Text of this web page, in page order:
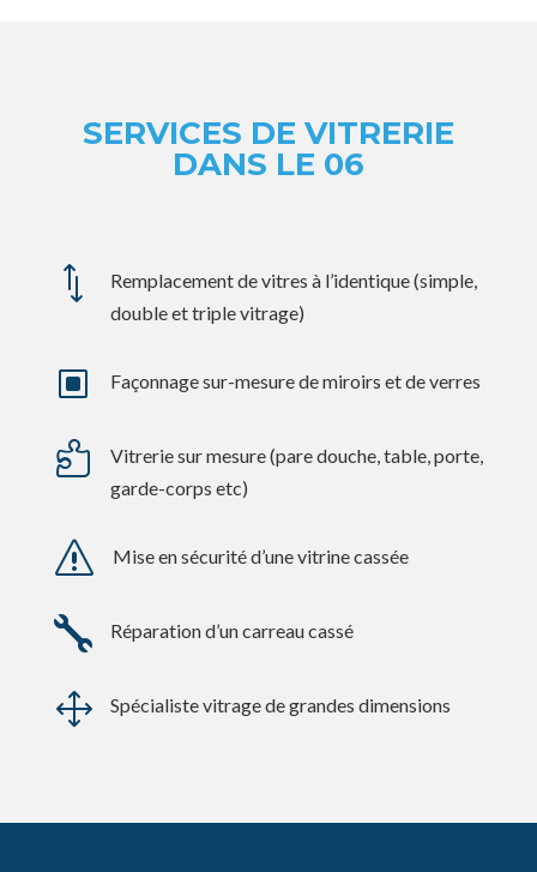
SERVICES DE VITRERIE
DANS LE 06
*
Remplacement de vitres à l’identique (simple,
double et triple vitrage)
W Façonnage sur-mesure de miroirs et de verres

Vitrerie sur mesure (pare douche, table, porte,
garde-corps etc)
s Mise en sécurité d’une vitrine cassée
 Réparation d’un carreau cassé
1 Spécialiste vitrage de grandes dimensions